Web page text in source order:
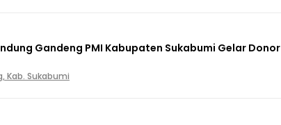
Gandeng PMI Kabupaten Sukabumi Gelar Donor
Kab. Sukabumi